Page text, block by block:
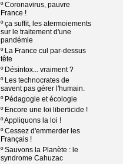
ºCoronavirus, pauvre
France !
ºça suffit, les atermoiements
sur le traitement d'une
pandémie
º La France cul par-dessus
tête
º Désintox... vraiment ?
º Les technocrates de
savent pas gérer l'humain.
º Pédagogie et écologie
º Encore une loi liberticide !
ºAppliquons la loi !
ºCessez d'emmerder les
Français !
ºSauvons la Planète : le
syndrome Cahuzac